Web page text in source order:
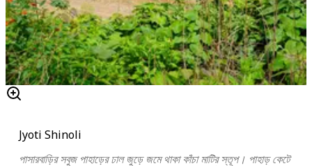
Jyoti Shinoli
পাসারবাড়ির সবুজ পাহাড়ের ঢাল জুড়ে জমে থাকা কাঁচা মাটির স্তূপ। পাহাড় কেটে